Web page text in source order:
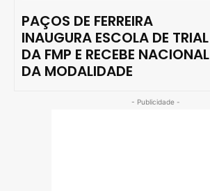
PAÇOS DE FERREIRA
INAUGURA ESCOLA DE TRIAL
DA FMP E RECEBE NACIONAL
DA MODALIDADE
- Publicidade -